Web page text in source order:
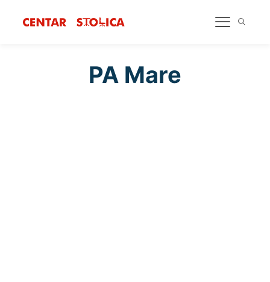
PA Mare